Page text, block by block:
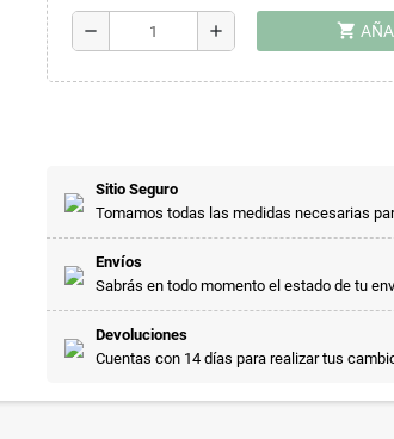
remove add shopping_cart
Sitio Seguro
Tomamos todas las medidas necesarias
Envíos
Sabrás en todo momento el estado de tu
Devoluciones
Cuentas con 14 días para realizar tus